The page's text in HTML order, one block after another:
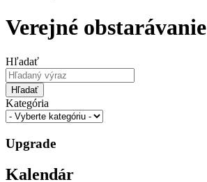
Verejné obstarávanie
Hľadať
Hľadať
Kategória
Upgrade
Kalendár